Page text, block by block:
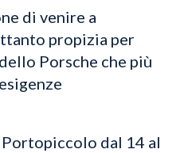
di venire a
propizia per
Porsche che più
dal 14 al